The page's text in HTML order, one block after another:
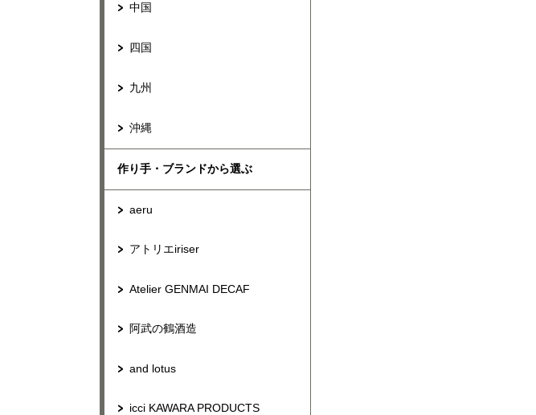
中国
四国
九州
沖縄
作り手・ブランドから選ぶ
aeru
アトリエiriser
Atelier GENMAI DECAF
阿武の鶴酒造
and lotus
icci KAWARA PRODUCTS